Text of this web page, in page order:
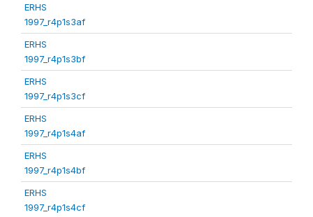
ERHS
1997_r4p1s3af
ERHS
1997_r4p1s3bf
ERHS
1997_r4p1s3cf
ERHS
1997_r4p1s4af
ERHS
1997_r4p1s4bf
ERHS
1997_r4p1s4cf